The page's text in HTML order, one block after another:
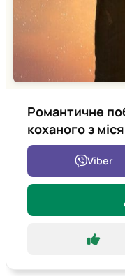
Романтичне
коханого з
Viber